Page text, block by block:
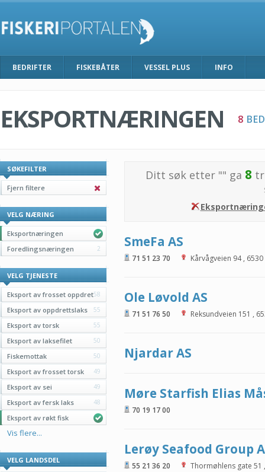
BEDRIFTER FISKEBÅTER VESSEL PLUS INFO
EKSPORTNÆRINGEN 8
SØKEFILTER
Fjern filtere
VELG NÆRING
Eksportnæringen
Foredlingsnæringen
2
VELG TJENESTE
Eksport av frosset oppdret58
Eksport av oppdrettslaks 55
Eksport av torsk 55
Eksport av laksefilet 50
Fiskemottak 50
Eksport av frosset torsk 49
Eksport av sei 49
Eksport av fersk laks 48
Eksport av røkt fisk
Vis flere...
VELG LANDSDEL
Ditt søk etter "" ga 8
SmeFa AS
71 51 23 70 Kårvågveien 94, 6530
Ole Løvold AS
71 51 76 50 Reksundveien 151 ,
Njardar AS
Møre Starfish Elias
70 19 17 00
Lerøy Seafood Group
55 21 36 20 Thormøhlens gate 51